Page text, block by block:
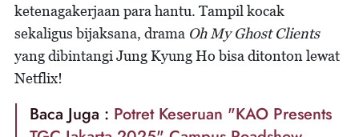
ketenagakerjaan para hantu. Tampil kocak
sekaligus bijaksana, drama Oh My Ghost Clients
yang dibintangi Jung Kyung Ho bisa ditonton lewat
Netflix!
Baca Juga : Potret Keseruan "KAO Presents